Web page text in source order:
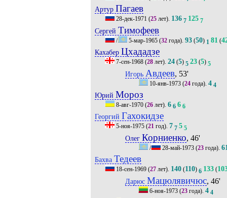
Артур Пагаев
28-дек-1971 (25лет). 136 7 125 7
Сергей Тимофеев
/ 5-мар-1965(32года). 93(50) 1 81 (
Кахабер Цхададзе
7-сен-1968(28лет). 24(5) 5 23(5) 5
Игорь Авдеев, 53'
10-янв-1973 (24 года).4 4
Юрий Мороз
8-авг-1970(26лет). 6 6 6 6
Георгий Гахокидзе
5-ноя-1975(21год). 7 7 5 5
Олег Корниенко, 46'
/ 28-май-1973 (23 года).
Бахва Тедеев
18-сен-1969(27лет). 140(110) 6 133(
Дарюс Мацюлявичюс, 46'
6-ноя-1973 (23 года).4 4